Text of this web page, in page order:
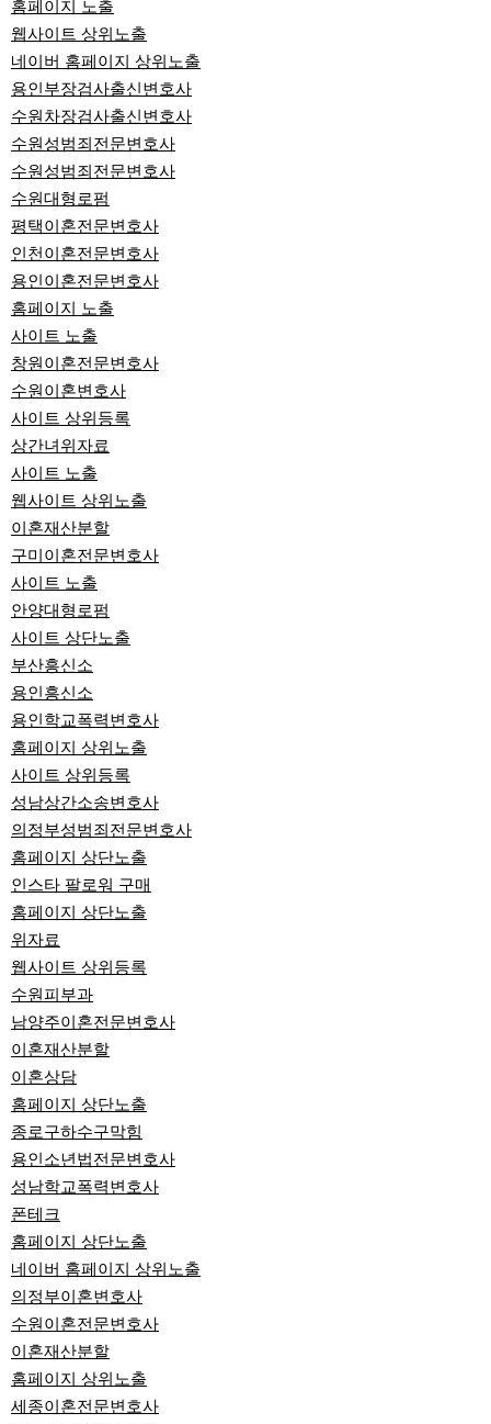
홈페이지 노출
웹사이트 상위노출
네이버 홈페이지 상위노출
용인부장검사출신변호사
수원차장검사출신변호사
수원성범죄전문변호사
수원성범죄전문변호사
수원대형로펌
평택이혼전문변호사
인천이혼전문변호사
용인이혼전문변호사
홈페이지 노출
사이트 노출
창원이혼전문변호사
수원이혼변호사
사이트 상위등록
상간녀위자료
사이트 노출
웹사이트 상위노출
이혼재산분할
구미이혼전문변호사
사이트 노출
안양대형로펌
사이트 상단노출
부산흥신소
용인흥신소
용인학교폭력변호사
홈페이지 상위노출
사이트 상위등록
성남상간소송변호사
의정부성범죄전문변호사
홈페이지 상단노출
인스타 팔로워 구매
홈페이지 상단노출
위자료
웹사이트 상위등록
수원피부과
남양주이혼전문변호사
이혼재산분할
이혼상담
홈페이지 상단노출
종로구하수구막힘
용인소년법전문변호사
성남학교폭력변호사
폰테크
홈페이지 상단노출
네이버 홈페이지 상위노출
의정부이혼변호사
수원이혼전문변호사
이혼재산분할
홈페이지 상위노출
세종이혼전문변호사